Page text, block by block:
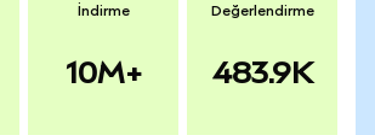
İndirme
10M+
Değerlendirme
483.9K